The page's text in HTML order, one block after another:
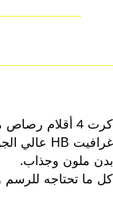
كرت 4 أقلام رصاص مع مبراة وممحاة عدد2 deli EC066-MT.
غرافيت HB عالي الجودة.
بدن ملون وجذاب.
كل ما تحتاجه للرسم